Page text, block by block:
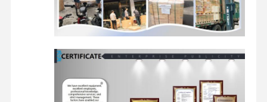
ইঞ্জিনের বৈদ্যুতিক উপাদান
খননকারী খুচরা যন্ত্রাংশ